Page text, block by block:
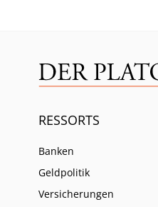
RESSORTS
Banken
Geldpolitik
Versicherungen